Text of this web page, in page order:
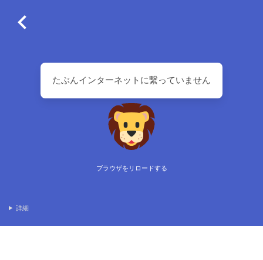
たぶんインターネットに繋っていません
ブラウザをリロードする
詳細